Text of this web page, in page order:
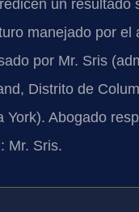
un resultado
manejado por el
por Mr. Sris
Distrito de
York). Abogado
Mr. Sris.